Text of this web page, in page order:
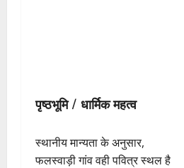
पृष्ठभूमि / धार्मिक महत्व
स्थानीय मान्यता के अनुसार,
फलस्वाड़ी गांव वही पवित्र स्थल है